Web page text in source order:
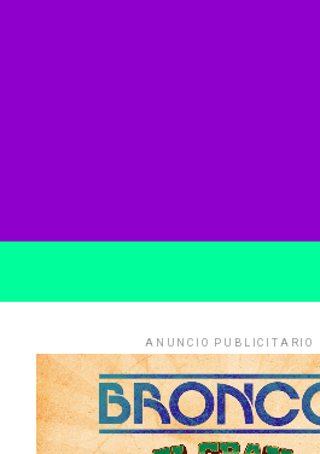
ANUNCIO PUBLICITARIO